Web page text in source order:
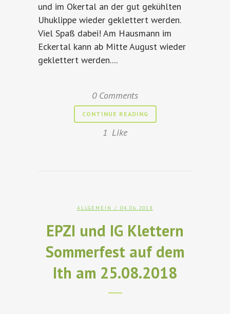
und im Okertal an der gut gekühlten
Uhuklippe wieder geklettert werden.
Viel Spaß dabei! Am Hausmann im
Eckertal kann ab Mitte August wieder
geklettert werden....
0 Comments
CONTINUE READING
1 Like
ALLGEMEIN / 04.06.2018
EPZI und IG Klettern
Sommerfest auf dem
Ith am 25.08.2018